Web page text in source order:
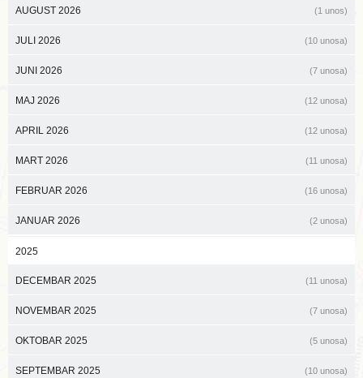
AUGUST 2026 (1 unos)
JULI 2026 (10 unosa)
JUNI 2026 (7 unosa)
MAJ 2026 (12 unosa)
APRIL 2026 (12 unosa)
MART 2026 (11 unosa)
FEBRUAR 2026 (16 unosa)
JANUAR 2026 (2 unosa)
2025
DECEMBAR 2025 (11 unosa)
NOVEMBAR 2025 (7 unosa)
OKTOBAR 2025 (5 unosa)
SEPTEMBAR 2025 (10 unosa)